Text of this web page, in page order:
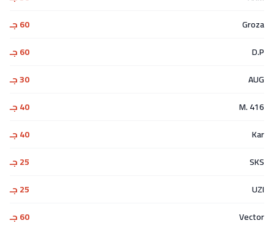
Groza
60 جـ
D.P
60 جـ
AUG
30 جـ
M. 416
40 جـ
Kar
40 جـ
SKS
25 جـ
UZI
25 جـ
Vector
60 جـ